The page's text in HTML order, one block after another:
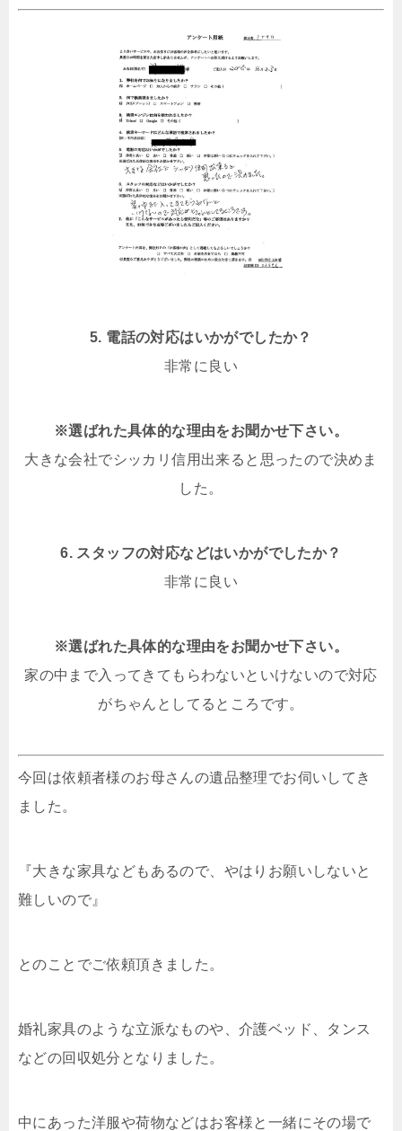
5. 電話の対応はいかがでしたか？
非常に良い
※選ばれた具体的な理由をお聞かせ下さい。
大きな会社でシッカリ信用出来ると思ったので決めま
した。
6. スタッフの対応などはいかがでしたか？
非常に良い
※選ばれた具体的な理由をお聞かせ下さい。
家の中まで入ってきてもらわないといけないので対応
がちゃんとしてるところです。
今回は依頼者様のお母さんの遺品整理でお伺いしてき
ました。
『大きな家具などもあるので、やはりお願いしないと
難しいので』
とのことでご依頼頂きました。
婚礼家具のような立派なものや、介護ベッド、タンス
などの回収処分となりました。
中にあった洋服や荷物などはお客様と一緒にその場で